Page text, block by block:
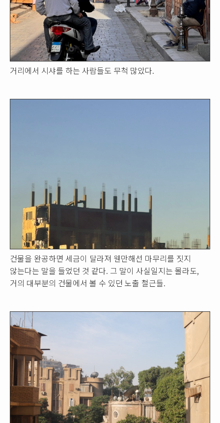
거리에서 시샤를 하는 사람들도 무척 많았다.
건물을 완공하면 세금이 달라져 웬만해선 마무리를 짓지
않는다는 말을 들었던 것 같다. 그 말이 사실일지는 몰라도,
거의 대부분의 건물에서 볼 수 있던 노출 철근들.